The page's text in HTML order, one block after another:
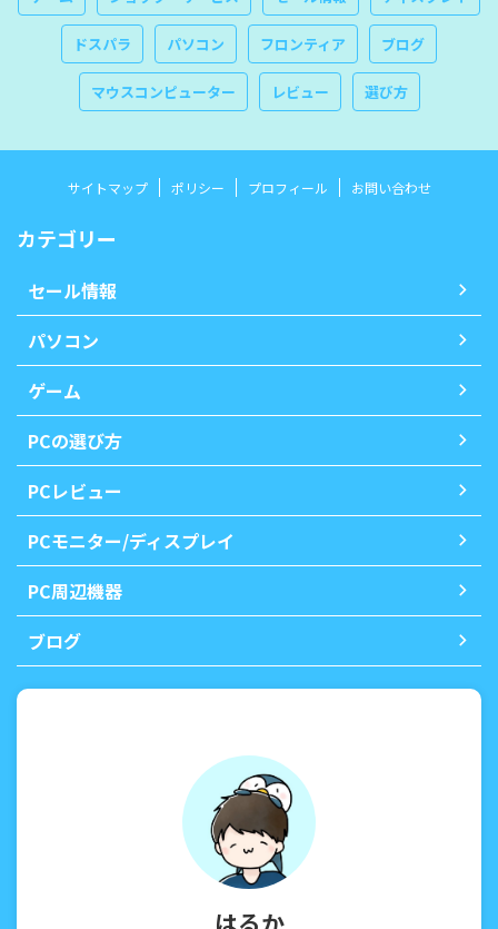
ドスパラ パソコン フロンティア ブログ
マウスコンピューター レビュー 選び方
サイトマップ ポリシー プロフィール お問い合わせ
カテゴリー
セール情報
パソコン
ゲーム
PCの選び方
PCレビュー
PCモニター/ディスプレイ
PC周辺機器
ブログ
はるか